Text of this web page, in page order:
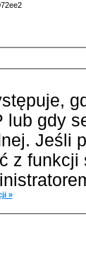
lub gdy
Jeśli
z funkcji
»